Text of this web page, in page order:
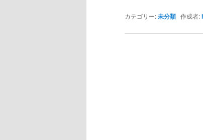
カテゴリー:未分類 作成者: